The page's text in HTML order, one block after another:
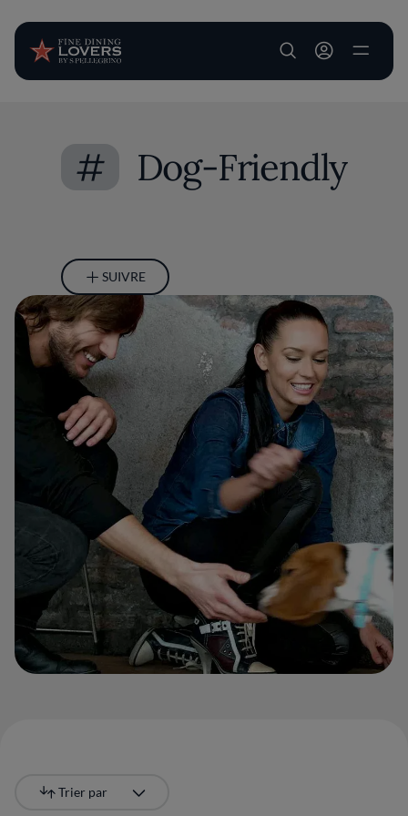
User account
# Dog-Friendly
SUIVRE
Trier par
Le plus récent